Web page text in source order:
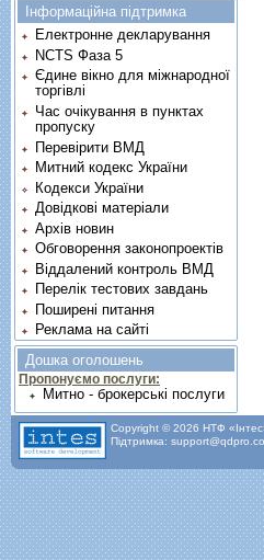
Інформаційна підтримка
Електронне декларування
NCTS Фаза 5
Єдине вікно для міжнародної
торгівлі
Час очікування в пунктах
пропуску
Перевірити ВМД
Митний кодекс України
Кодекси України
Довідкові матеріали
Архів новин
Обговорення законопроектів
Віддалений контроль ВМД
Перелік тестових завдань
Поширені питання
Реклама на сайті
Дошка оголошень
Пропонуємо послуги:
Митно - брокерські послуги
Copyright © 2026 НТФ
Підтримка: